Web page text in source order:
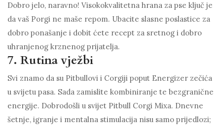
Dobro jelo, naravno! Visokokvalitetna hrana za pse ključ je
da vaš Porgi ne maše repom. Ubacite slasne poslastice za
dobro ponašanje i dobit ćete recept za sretnog i dobro
uhranjenog krznenog prijatelja.
7. Rutina vježbi
Svi znamo da su Pitbullovi i Corgiji poput Energizer zečića
u svijetu pasa. Sada zamislite kombiniranje te bezgranične
energije. Dobrodošli u svijet Pitbull Corgi Mixa. Dnevne
šetnje, igranje i mentalna stimulacija nisu samo prijedlozi;